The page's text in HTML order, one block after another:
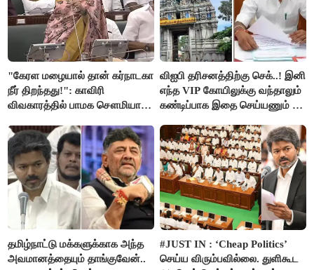
"கேரள மழையால் தான் கர்நாடகா
நீர் திறந்தது!": காவிரி
விவகாரத்தில் பாமக சௌமியா
விஐபி தரிசனத்திற்கு செக்..! இனி
எந்த VIP கோயிலுக்கு வந்தாலும்
கண்டிப்பாக இதை செய்யணும் -
தமிழ்நாட்டு மக்களுக்காக அந்த
அவமானத்தையும் தாங்குவேன்..
#JUST IN : ‘Cheap Politics’
செய்ய விரும்பவில்லை. துளிகூட